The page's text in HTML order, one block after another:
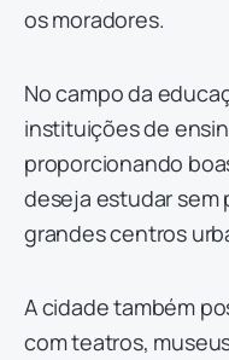
os moradores.
No campo da
instituições de
proporcionando
deseja estudar sem
grandes centros
A cidade também
com teatros,